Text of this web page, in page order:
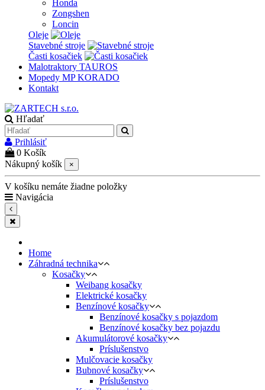
Honda
Zongshen
Loncin
Oleje
Stavebné stroje
Časti kosačiek
Malotraktory TAUROS
Mopedy MP KORADO
Kontakt
Hľadať
Prihlásiť
0 Košík
Nákupný košík
×
V košíku nemáte žiadne položky
Navigácia
Home
Záhradná technika
Kosačky
Weibang kosačky
Elektrické kosačky
Benzínové kosačky
Benzínové kosačky s pojazdom
Benzínové kosačky bez pojazdu
Akumulátorové kosačky
Príslušenstvo
Mulčovacie kosačky
Bubnové kosačky
Príslušenstvo